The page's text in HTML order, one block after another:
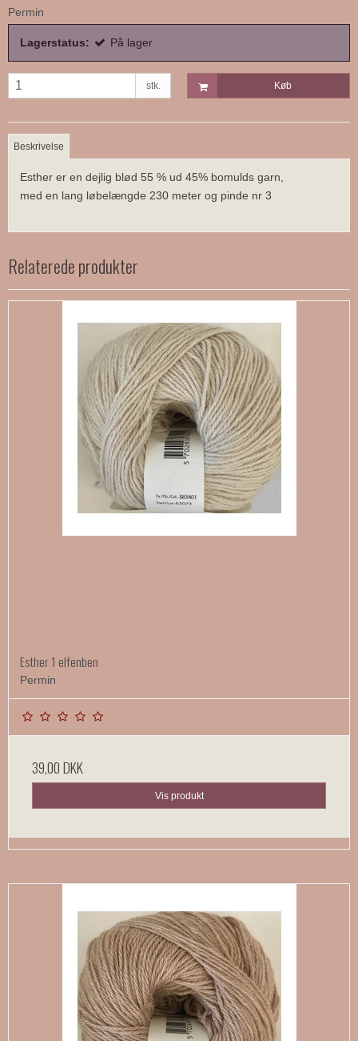
Permin
Lagerstatus: På lager
stk. Køb
Beskrivelse
Esther er en dejlig blød 55 % ud 45% bomulds garn,
med en lang løbelængde 230 meter og pinde nr 3
Relaterede produkter
Esther 1 elfenben
Permin
39,00 DKK
Vis produkt